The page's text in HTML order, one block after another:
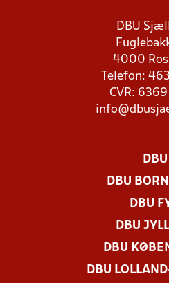
DBU
4000
Telefon:
CVR:
DBU
DBU
DBU
DBU
DBU
DBU